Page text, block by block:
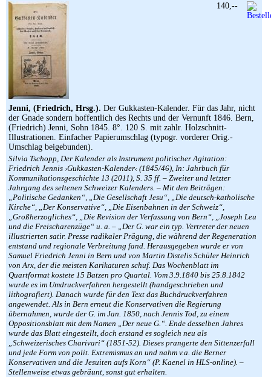
Jenni, (Friedrich, Hrsg.). Der Gukkasten-Kalender. Für das Jahr, nicht
der Gnade sondern hoffentlich des Rechts und der Vernunft 1846. Bern,
(Friedrich) Jenni, Sohn 1845. 8°. 120 S. mit zahlr. Holzschnitt-
Illustrationen. Einfacher Papierumschlag (typogr. vorderer Orig.-
Umschlag beigebunden).
Silvia Tschopp, Der Kalender als Instrument politischer Agitation:
Friedrich Jennis ›Gukkasten-Kalender‹ (1845/46), In: Jahrbuch für
Kommunikationsgeschichte 13 (2011), S. 35 ff. – Zweiter und letzter
Jahrgang des seltenen Schweizer Kalenders. – Mit den Beiträgen:
„Politische Gedanken“, „Die Gesellschaft Jesu“, „Die deutsch-katholische
Kirche“, „Der Konservative“, „Die Eisenbahnen in der Schweiz“,
„Großherzogliches“, „Die Revision der Verfassung von Bern“, „Joseph Leu
und die Freischarenzüge“ u. a. – „Der G. war ein typ. Vertreter der neuen
illustrierten satir. Presse radikaler Prägung, die während der Regeneration
entstand und regionale Verbreitung fand. Herausgegeben wurde er von
Samuel Friedrich Jenni in Bern und von Martin Distelis Schüler Heinrich
von Arx, der die meisten Karikaturen schuf. Das Wochenblatt im
Quartformat kostete 15 Batzen pro Quartal. Vom 3.9.1840 bis 25.8.1842
wurde es im Umdruckverfahren hergestellt (handgeschrieben und
lithografiert). Danach wurde für den Text das Buchdruckverfahren
angewendet. Als in Bern erneut die Konservativen die Regierung
übernahmen, wurde der G. im Jan. 1850, nach Jennis Tod, zu einem
Oppositionsblatt mit dem Namen „Der neue G.“. Ende desselben Jahres
wurde das Blatt eingestellt, doch erstand es sogleich neu als
„Schweizerisches Charivari“ (1851-52). Dieses prangerte den Sittenzerfall
und jede Form von polit. Extremismus an und nahm v.a. die Berner
Konservativen und die Jesuiten aufs Korn“ (P. Kaenel in HLS-online). –
Stellenweise etwas gebräunt, sonst gut erhalten.
140,--